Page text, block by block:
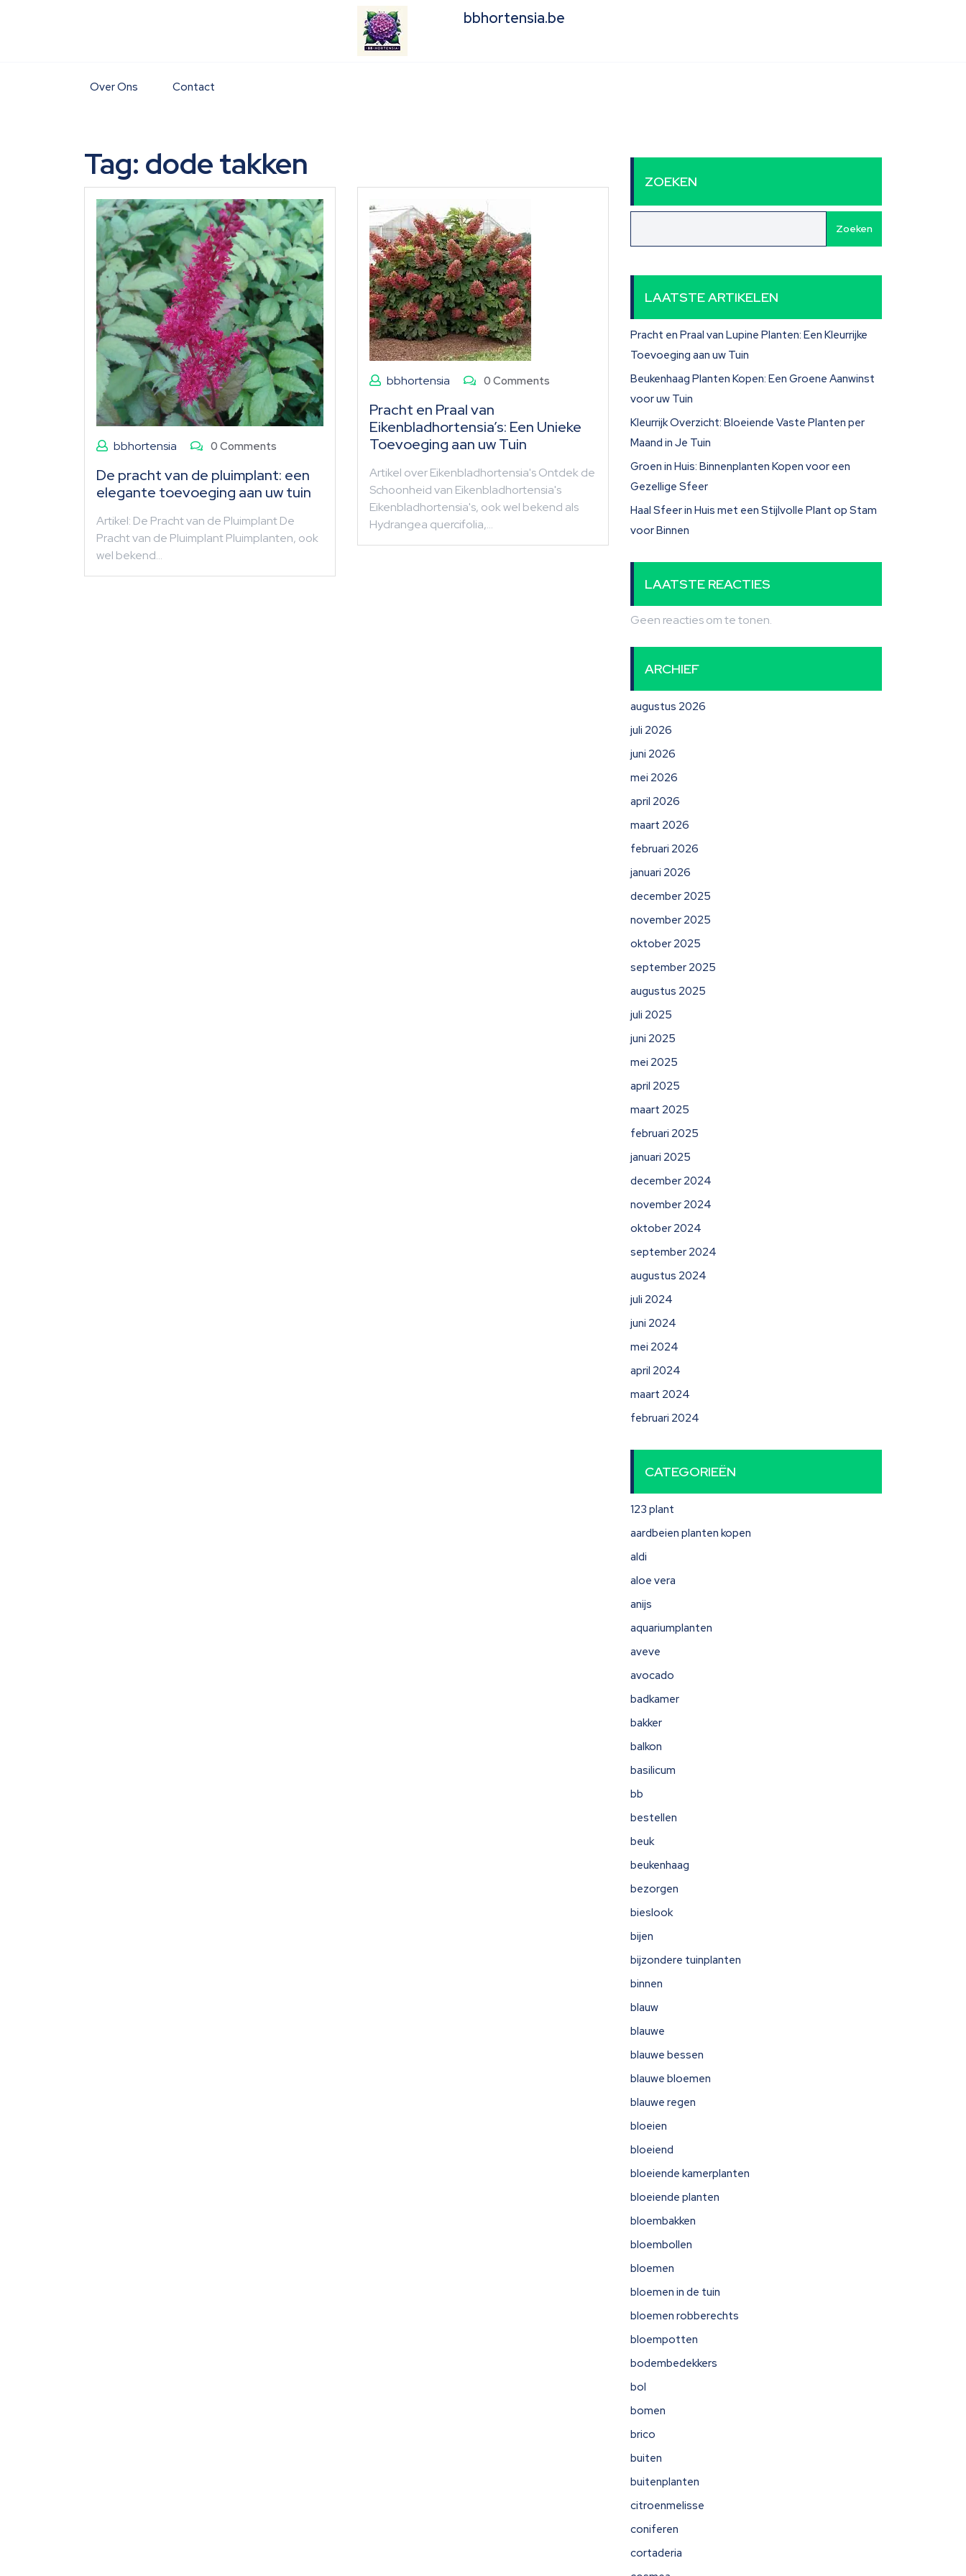
bbhortensia.be
Over Ons Contact
Tag: dode takken
bbhortensia 0 Comments
De pracht van de pluimplant: een
elegante toevoeging aan uw tuin
Artikel: De Pracht van de Pluimplant De
Pracht van de Pluimplant Pluimplanten, ook
wel bekend…
bbhortensia 0 Comments
Pracht en Praal van
Eikenbladhortensia’s: Een Unieke
Toevoeging aan uw Tuin
Artikel over Eikenbladhortensia's Ontdek de
Schoonheid van Eikenbladhortensia's
Eikenbladhortensia's, ook wel bekend als
Hydrangea quercifolia,…
ZOEKEN
Zoeken
LAATSTE ARTIKELEN
Pracht en Praal van Lupine Planten: Een Kleurrijke
Toevoeging aan uw Tuin
Beukenhaag Planten Kopen: Een Groene Aanwinst
voor uw Tuin
Kleurrijk Overzicht: Bloeiende Vaste Planten per
Maand in Je Tuin
Groen in Huis: Binnenplanten Kopen voor een
Gezellige Sfeer
Haal Sfeer in Huis met een Stijlvolle Plant op Stam
voor Binnen
LAATSTE REACTIES
Geen reacties om te tonen.
ARCHIEF
augustus 2026
juli 2026
juni 2026
mei 2026
april 2026
maart 2026
februari 2026
januari 2026
december 2025
november 2025
oktober 2025
september 2025
augustus 2025
juli 2025
juni 2025
mei 2025
april 2025
maart 2025
februari 2025
januari 2025
december 2024
november 2024
oktober 2024
september 2024
augustus 2024
juli 2024
juni 2024
mei 2024
april 2024
maart 2024
februari 2024
CATEGORIEËN
123 plant
aardbeien planten kopen
aldi
aloe vera
anijs
aquariumplanten
aveve
avocado
badkamer
bakker
balkon
basilicum
bb
bestellen
beuk
beukenhaag
bezorgen
bieslook
bijen
bijzondere tuinplanten
binnen
blauw
blauwe
blauwe bessen
blauwe bloemen
blauwe regen
bloeien
bloeiend
bloeiende kamerplanten
bloeiende planten
bloembakken
bloembollen
bloemen
bloemen in de tuin
bloemen robberechts
bloempotten
bodembedekkers
bol
bomen
brico
buiten
buitenplanten
citroenmelisse
coniferen
cortaderia